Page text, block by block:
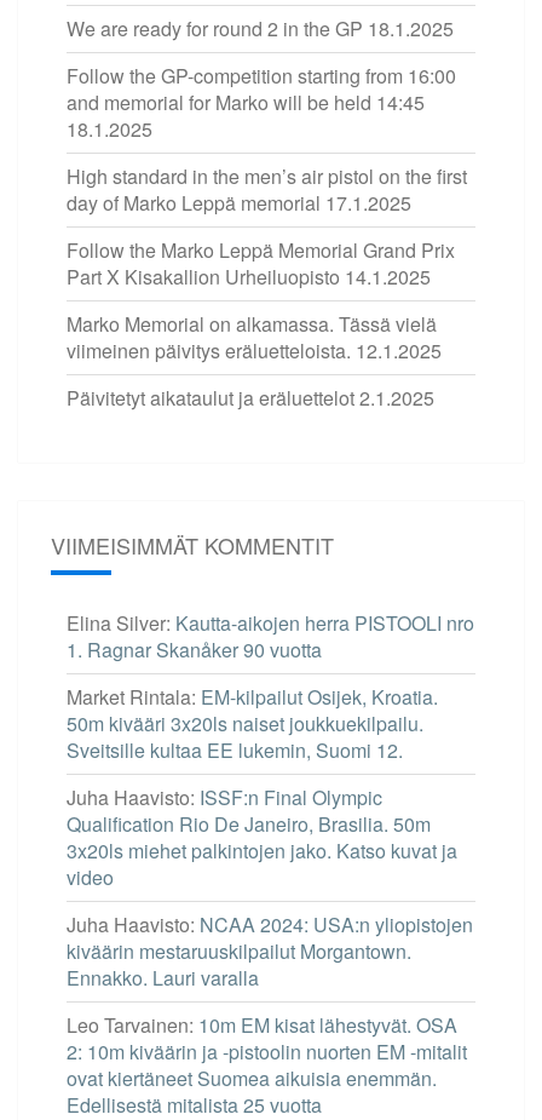
We are ready for round 2 in the GP 18.1.2025
Follow the GP-competition starting from 16:00
and memorial for Marko will be held 14:45
18.1.2025
High standard in the men’s air pistol on the first
day of Marko Leppä memorial 17.1.2025
Follow the Marko Leppä Memorial Grand Prix
Part X Kisakallion Urheiluopisto 14.1.2025
Marko Memorial on alkamassa. Tässä vielä
viimeinen päivitys eräluetteloista. 12.1.2025
Päivitetyt aikataulut ja eräluettelot2.1.2025
VIIMEISIMMÄT KOMMENTIT
Elina Silver: Kautta-aikojen herra PISTOOLI nro
1. Ragnar Skanåker 90 vuotta
Market Rintala: EM-kilpailut Osijek, Kroatia.
50m kivääri 3x20ls naiset joukkuekilpailu.
Sveitsille kultaa EE lukemin, Suomi 12.
Juha Haavisto: ISSF:n Final Olympic
Qualification Rio De Janeiro, Brasilia. 50m
3x20ls miehet palkintojen jako. Katso kuvat ja
video
Juha Haavisto: NCAA 2024: USA:n yliopistojen
kiväärin mestaruuskilpailut Morgantown.
Ennakko. Lauri varalla
Leo Tarvainen: 10m EM kisat lähestyvät. OSA
2: 10m kiväärin ja -pistoolin nuorten EM -mitalit
ovat kiertäneet Suomea aikuisia enemmän.
Edellisestä mitalista 25 vuotta